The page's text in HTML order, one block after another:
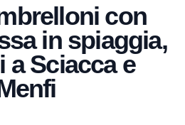
con
in spiaggia,
a Sciacca e